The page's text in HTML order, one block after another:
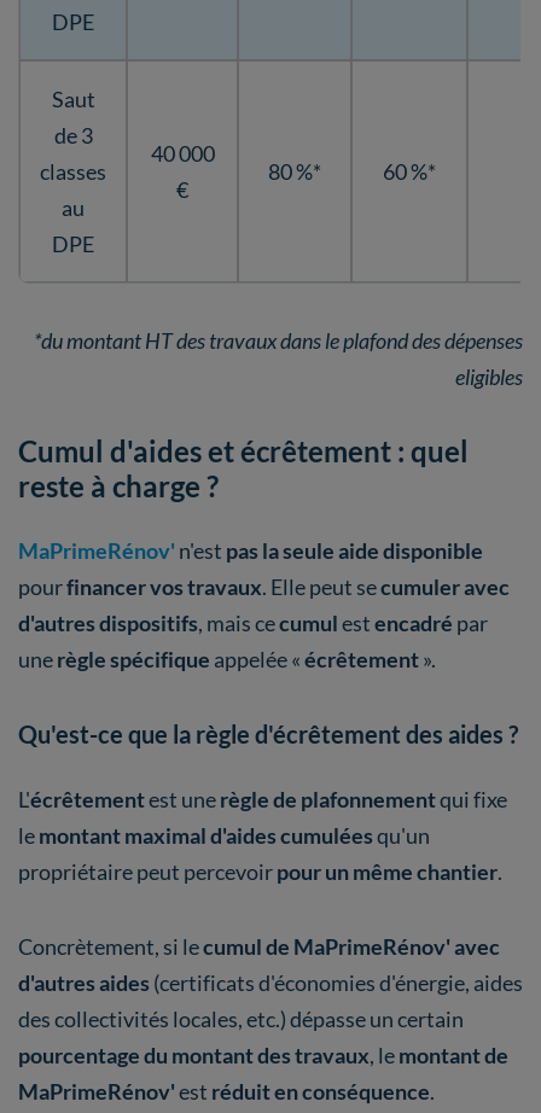
DPE
Saut
de 3
classes
au
DPE
40 000
€
80 %* 60 %*
*du montant HT des travaux dans le plafond des dépenses
eligibles
Cumul d'aides et écrêtement : quel
reste à charge ?
MaPrimeRénov' n'est pas la seule aide disponible
pourfinancer vos travaux. Elle peut secumuler avec
d'autres dispositifs, mais cecumulestencadré par
unerègle spécifique appelée «écrêtement».
Qu'est-ce que la règle d'écrêtement des aides ?
L'écrêtementest unerègle de plafonnementqui fixe
lemontant maximal d'aides cumuléesqu'un
propriétaire peut percevoirpour un même chantier.
Concrètement, si lecumul de MaPrimeRénov' avec
d'autres aides (certificats d'économies d'énergie, aides
des collectivités locales, etc.) dépasse un certain
pourcentage du montant des travaux, lemontant de
MaPrimeRénov'est réduit en conséquence.